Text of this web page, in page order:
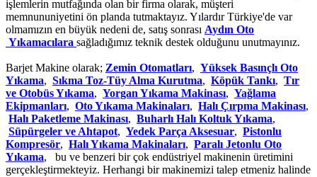
işlemlerin mutfağında olan bir firma olarak, müşteri
memnununiyetini ön planda tutmaktayız. Yılardır Türkiye'de var
olmamızın en büyük nedeni de, satış sonrası Aydın Oto
Yıkamacılara sağladığımız teknik destek olduğunu unutmayınız.
Barjet Makine olarak; Zemin Otomatları, Yüksek Basınçlı Oto
Yıkama, Sıkma Toz-Tüy Alma Kurutma, Köpük Tankı, Tır
ve Otobüs Yıkama, Yorgan Yıkama Makinası, Yağlama
Ekipmanları, Oto Yıkama Makinaları, Halı Çırpma Makinası,
Halı Paketleme Makinası, Buharlı Halı Koltuk Yıkama,
Süpürgeler ve Ahtapot, Yedek Parça Aksesuar, Pistonlu
Kompresör, Halı Yıkama Makinaları, Paralı Jetonlu Oto
Yıkama, bu ve benzeri bir çok endüstriyel makinenin üretimini
gerçekleştirmekteyiz. Herhangi bir makinemizi talep etmeniz halinde